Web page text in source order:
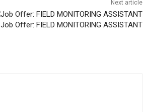
Next article
Job Offer: FIELD MONITORING ASSISTANT